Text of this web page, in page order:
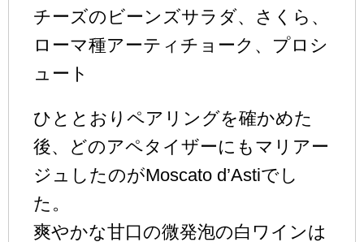
チーズのビーンズサラダ、さくら、
ローマ種アーティチョーク、プロシ
ュート
ひととおりペアリングを確かめた
後、どのアペタイザーにもマリアー
ジュしたのがMoscato d’Astiでし
た。
爽やかな甘口の微発泡の白ワインは